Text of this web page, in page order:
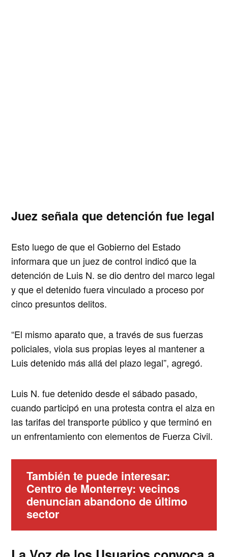
Juez señala que detención fue legal
Esto luego de queel Gobierno del Estado
informara que un juez de control indicó que la
detención de Luis N. se dio dentro del marco legal
y que el detenido fuera vinculado a proceso por
cinco presuntos delitos.
“El mismo aparato que, a través de sus fuerzas
policiales, viola sus propias leyes al mantener a
Luis detenido más allá del plazo legal”, agregó.
Luis N. fue detenido desde el sábado pasado,
cuando participó en una protesta contra el alza en
las tarifas del transporte público y que terminó en
un enfrentamiento con elementos de Fuerza Civil.
También te puede interesar:
Centro de Monterrey: vecinos
denuncian abandono de último
sector